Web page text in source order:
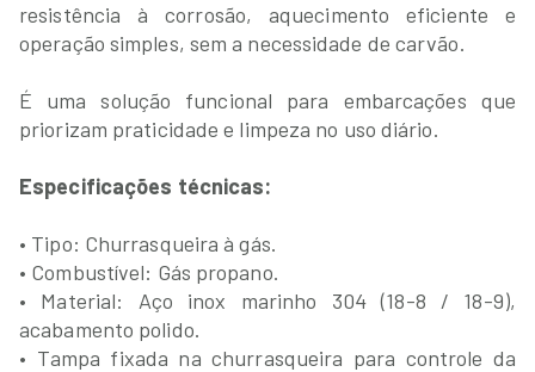
resistência à corrosão, aquecimento eficiente e
operação simples, sem a necessidade de carvão.
É uma solução funcional para embarcações que
priorizam praticidade e limpeza no uso diário.
Especificações técnicas:
• Tipo: Churrasqueira à gás.
• Combustível: Gás propano.
• Material: Aço inox marinho 304 (18-8 / 18-9),
acabamento polido.
• Tampa fixada na churrasqueira para controle da